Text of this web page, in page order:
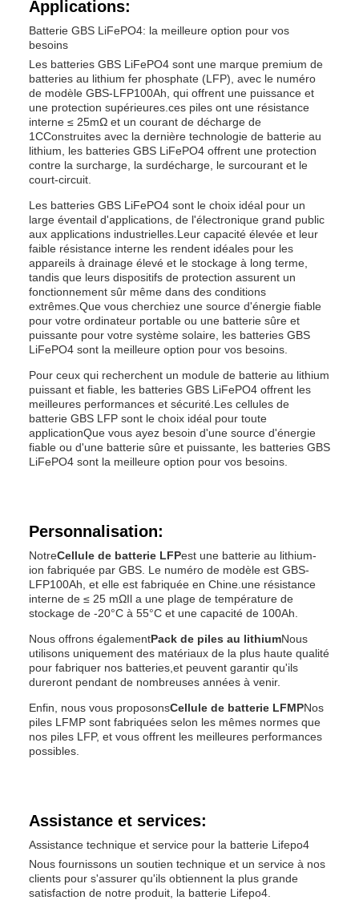
Applications:
Batterie GBS LiFePO4: la meilleure option pour vos
besoins
Les batteries GBS LiFePO4 sont une marque premium de
batteries au lithium fer phosphate (LFP), avec le numéro
de modèle GBS-LFP100Ah, qui offrent une puissance et
une protection supérieures.ces piles ont une résistance
interne ≤ 25mΩ et un courant de décharge de
1CConstruites avec la dernière technologie de batterie au
lithium, les batteries GBS LiFePO4 offrent une protection
contre la surcharge, la surdécharge, le surcourant et le
court-circuit.
Les batteries GBS LiFePO4 sont le choix idéal pour un
large éventail d'applications, de l'électronique grand public
aux applications industrielles.Leur capacité élevée et leur
faible résistance interne les rendent idéales pour les
appareils à drainage élevé et le stockage à long terme,
tandis que leurs dispositifs de protection assurent un
fonctionnement sûr même dans des conditions
extrêmes.Que vous cherchiez une source d'énergie fiable
pour votre ordinateur portable ou une batterie sûre et
puissante pour votre système solaire, les batteries GBS
LiFePO4 sont la meilleure option pour vos besoins.
Pour ceux qui recherchent un module de batterie au lithium
puissant et fiable, les batteries GBS LiFePO4 offrent les
meilleures performances et sécurité.Les cellules de
batterie GBS LFP sont le choix idéal pour toute
applicationQue vous ayez besoin d'une source d'énergie
fiable ou d'une batterie sûre et puissante, les batteries GBS
LiFePO4 sont la meilleure option pour vos besoins.
Personnalisation:
NotreCellule de batterie LFPest une batterie au lithium-
ion fabriquée par GBS. Le numéro de modèle est GBS-
LFP100Ah, et elle est fabriquée en Chine.une résistance
interne de ≤ 25 mΩIl a une plage de température de
stockage de -20°C à 55°C et une capacité de 100Ah.
Nous offrons égalementPack de piles au lithiumNous
utilisons uniquement des matériaux de la plus haute qualité
pour fabriquer nos batteries,et peuvent garantir qu'ils
dureront pendant de nombreuses années à venir.
Enfin, nous vous proposonsCellule de batterie LFMPNos
piles LFMP sont fabriquées selon les mêmes normes que
nos piles LFP, et vous offrent les meilleures performances
possibles.
Assistance et services:
Assistance technique et service pour la batterie Lifepo4
Nous fournissons un soutien technique et un service à nos
clients pour s'assurer qu'ils obtiennent la plus grande
satisfaction de notre produit, la batterie Lifepo4.